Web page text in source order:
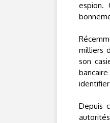
espion.
milliers
son
Depuis